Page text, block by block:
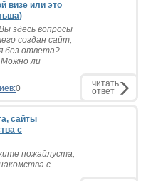
визе или это
здесь вопросы
создан сайт,
без ответа?
ли
0 читать
ответ
сайты
с
пожайлуста,
с